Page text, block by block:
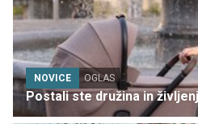
NOVICE OGLAS
Postali ste družina in